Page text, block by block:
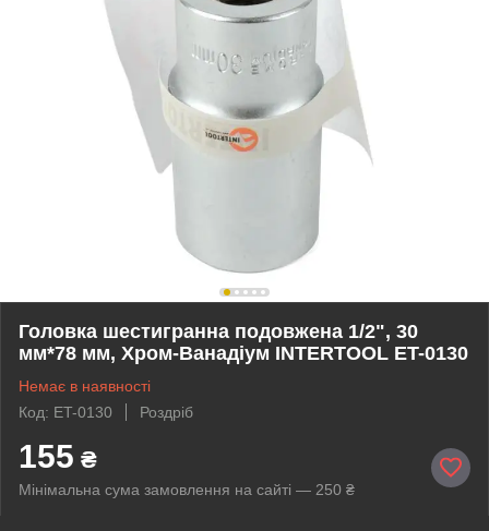
Головка шестигранна подовжена 1/2", 30
мм*78 мм, Хром-Ванадіум INTERTOOL ET-0130
Немає в наявності
Код: ET-0130
Роздріб
155 ₴
Мінімальна сума замовлення на сайті — 250 ₴